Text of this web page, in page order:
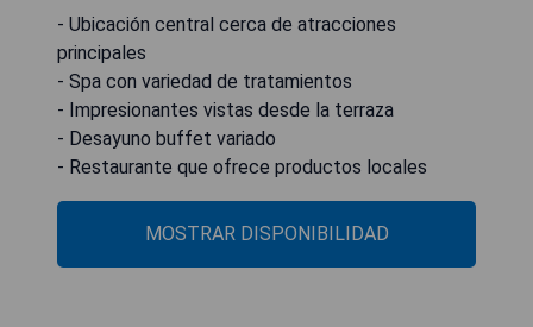
- Ubicación central cerca de atracciones
principales
- Spa con variedad de tratamientos
- Impresionantes vistas desde la terraza
- Desayuno buffet variado
- Restaurante que ofrece productos locales
MOSTRAR DISPONIBILIDAD